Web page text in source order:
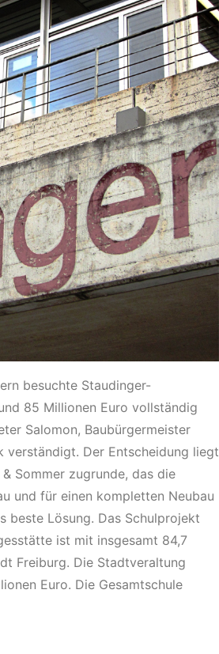
besuchte Staudinger-
85 Millionen Euro vollständig
Salomon, Baubürgermeister
verständigt. Der Entscheidung liegt
Sommer zugrunde, das die
und für einen kompletten Neubau
beste Lösung. Das Schulprojekt
ist mit insgesamt 84,7
Freiburg. Die Stadtveraltung
Euro. Die Gesamtschule